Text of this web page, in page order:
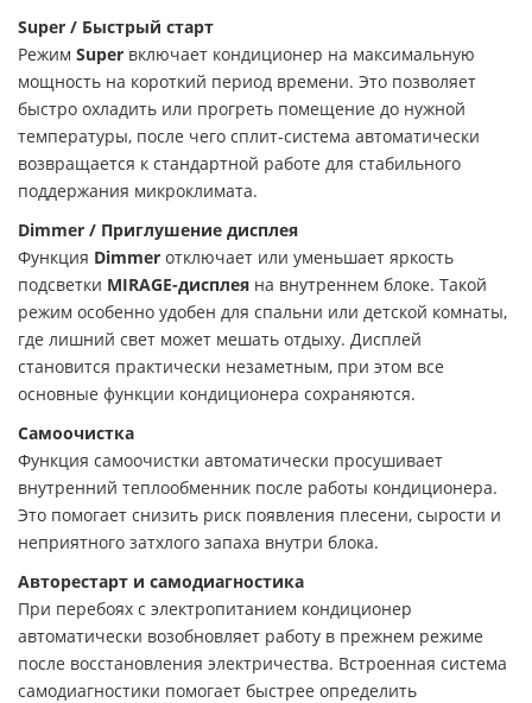
Super / Быстрый старт
Режим Super включает кондиционер на максимальную
мощность на короткий период времени. Это позволяет
быстро охладить или прогреть помещение до нужной
температуры, после чего сплит-система автоматически
возвращается к стандартной работе для стабильного
поддержания микроклимата.
Dimmer / Приглушение дисплея
Функция Dimmer отключает или уменьшает яркость
подсветки MIRAGE-дисплея на внутреннем блоке. Такой
режим особенно удобен для спальни или детской комнаты,
где лишний свет может мешать отдыху. Дисплей
становится практически незаметным, при этом все
основные функции кондиционера сохраняются.
Самоочистка
Функция самоочистки автоматически просушивает
внутренний теплообменник после работы кондиционера.
Это помогает снизить риск появления плесени, сырости и
неприятного затхлого запаха внутри блока.
Авторестарт и самодиагностика
При перебоях с электропитанием кондиционер
автоматически возобновляет работу в прежнем режиме
после восстановления электричества. Встроенная система
самодиагностики помогает быстрее определить